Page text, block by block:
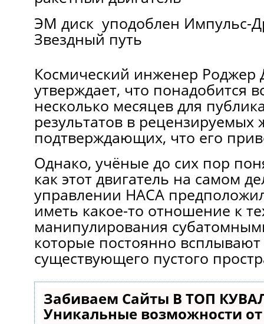
ЭМ диск уподоблен Импульс-
Звездный путь
Космический инженер Роджер
утверждает, что понадобится
несколько месяцев для
результатов в рецензируемых
подтверждающих, что его
Однако, учёные до сих пор
как этот двигатель на самом
управлении НАСА
иметь какое-то отношение к
манипулирования
которые постоянно всплывают
существующего пустого
Забиваем Сайты В ТОП
Уникальные возможности от